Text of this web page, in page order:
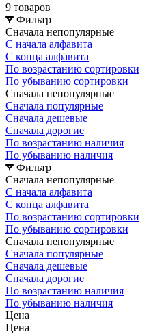
9 товаров
Фильтр
Сначала непопулярные
С начала алфавита
С конца алфавита
По возрастанию сортировки
По убыванию сортировки
Сначала непопулярные
Сначала популярные
Сначала дешевые
Сначала дорогие
По возрастанию наличия
По убыванию наличия
Фильтр
Сначала непопулярные
С начала алфавита
С конца алфавита
По возрастанию сортировки
По убыванию сортировки
Сначала непопулярные
Сначала популярные
Сначала дешевые
Сначала дорогие
По возрастанию наличия
По убыванию наличия
Цена
Цена